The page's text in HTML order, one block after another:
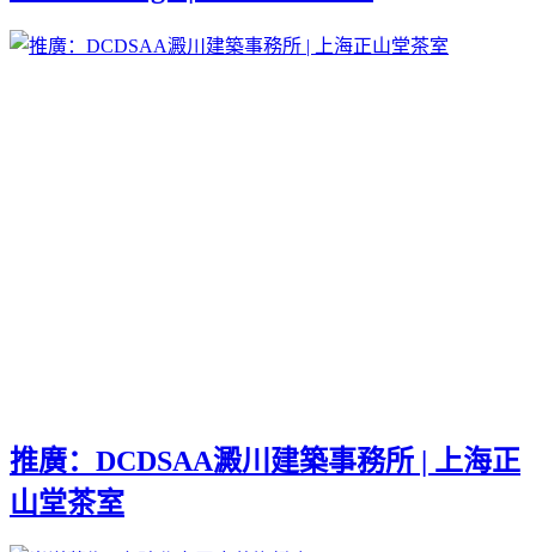
推廣：DCDSAA澱川建築事務所 | 上海正
山堂茶室